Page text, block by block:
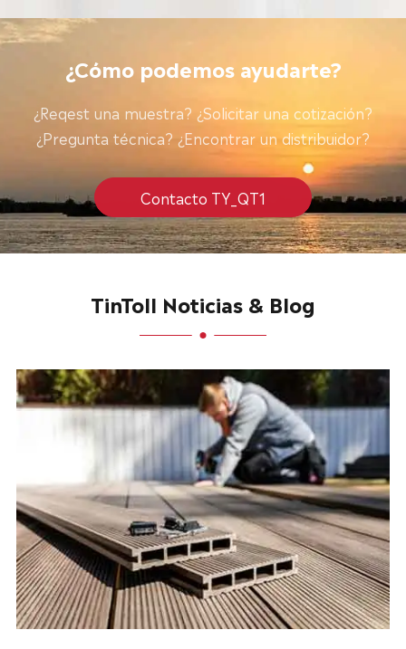
¿Cómo podemos ayudarte?
¿Reqest una muestra? ¿Solicitar una cotización?
¿Pregunta técnica? ¿Encontrar un distribuidor?
Contacto TY_QT1
TinToll Noticias & Blog